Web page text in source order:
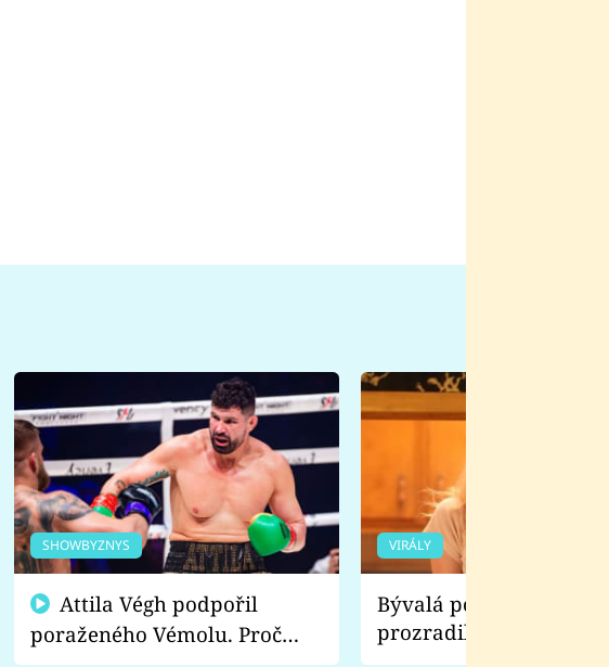
SHOWBYZNYS
poraženého Vémolu. Proč
chce raději zápasit s ním než
VIRÁLY
Bývalá pornoherečka
prozradila, co ji
natáčení Euforie.